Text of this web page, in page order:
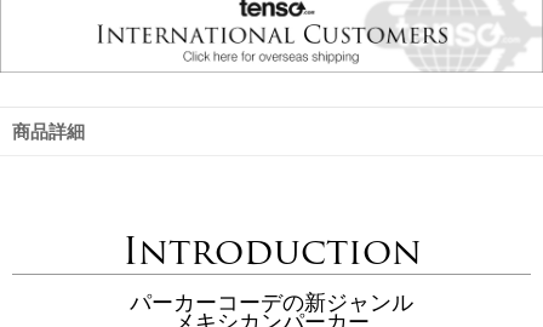
商品詳細
Introduction
パーカーコーデの新ジャンル
メキシカンパーカー